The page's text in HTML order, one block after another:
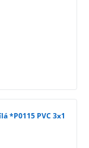
*P0115 PVC 3x1